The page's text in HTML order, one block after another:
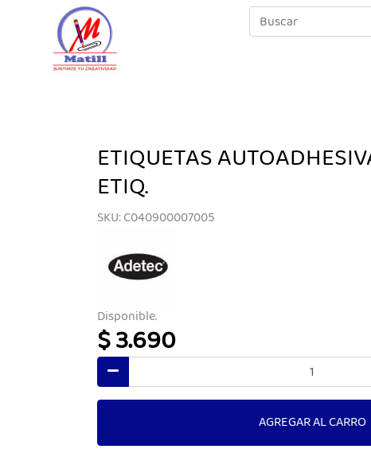
ETIQUETAS
ETIQ.
SKU: C040900007005
Disponible.
$ 3.690
AGREGAR AL CARRO